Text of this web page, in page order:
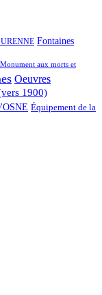
Fontaines
Monument aux morts et
Oeuvres
1900)
Équipement de la